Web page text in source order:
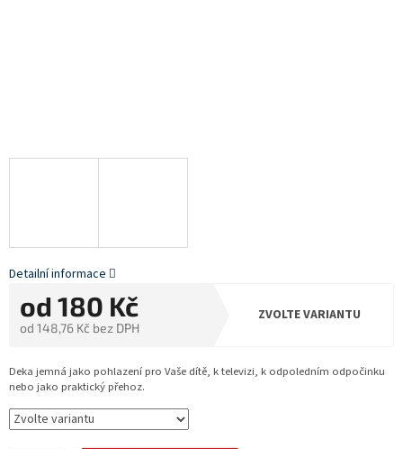
od 180 Kč
od 148,76 Kč bez DPH
ZVOLTE VARIANTU
Deka jemná jako pohlazení pro Vaše dítě, k televizi, k odpoledním odpočinku
nebo jako praktický přehoz.
Detailní informace